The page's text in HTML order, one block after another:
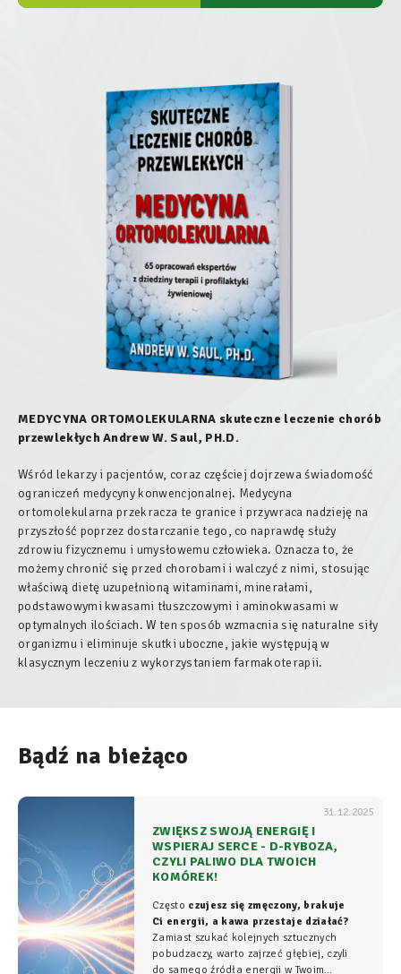
MEDYCYNA ORTOMOLEKULARNA skuteczne leczenie chorób
przewlekłych Andrew W. Saul, PH.D.
Wśród lekarzy i pacjentów, coraz częściej dojrzewa świadomość
ograniczeń medycyny konwencjonalnej. Medycyna
ortomolekularna przekracza te granice i przywraca nadzieję na
przyszłość poprzez dostarczanie tego, co naprawdę służy
zdrowiu fizycznemu i umysłowemu człowieka. Oznacza to, że
możemy chronić się przed chorobami i walczyć z nimi, stosując
właściwą dietę uzupełnioną witaminami, minerałami,
podstawowymi kwasami tłuszczowymi i aminokwasami w
optymalnych ilościach. W ten sposób wzmacnia się naturalne siły
organizmu i eliminuje skutki uboczne, jakie występują w
klasycznym leczeniu z wykorzystaniem farmakoterapii.
Bądź na bieżąco
31.12.2025
ZWIĘKSZ SWOJĄ ENERGIĘ I
WSPIERAJ SERCE - D-RYBOZA,
CZYLI PALIWO DLA TWOICH
KOMÓREK!
Często czujesz się zmęczony, brakuje
Ci energii, a kawa przestaje działać?
Zamiast szukać kolejnych sztucznych
pobudzaczy, warto zajrzeć głębiej, czyli
do samego źródła energii w Twoim